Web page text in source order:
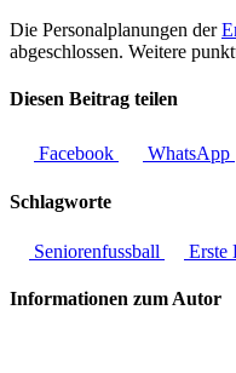
Die Personalplanungen der
abgeschlossen. Weitere
Diesen Beitrag teilen
Facebook WhatsApp
Schlagworte
Seniorenfussball Erste
Informationen zum Autor